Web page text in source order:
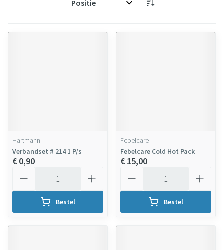
Sorteer op:
Hartmann
Verbandset # 214 1 P/s
€ 0,90
Bestel
Febelcare
Febelcare Cold Hot Pack
€ 15,00
Bestel